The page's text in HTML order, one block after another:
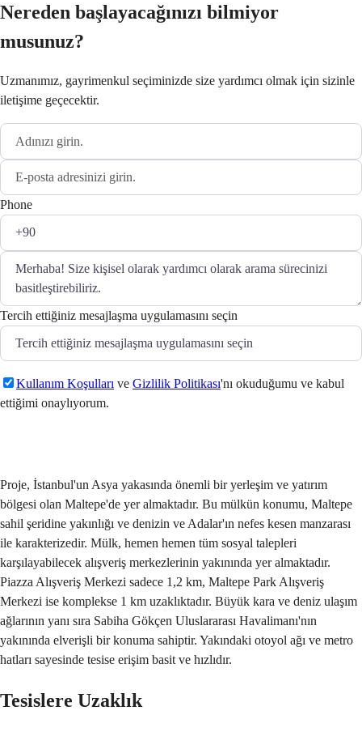
Nereden başlayacağınızı bilmiyor
musunuz?
Uzmanımız, gayrimenkul seçiminizde size yardımcı olmak için sizinle
iletişime geçecektir.
Phone
Tercih ettiğiniz mesajlaşma uygulamasını seçin
Kullanım Koşulları ve Gizlilik Politikası'nı okuduğumu ve kabul
ettiğimi onaylıyorum.
Proje, İstanbul'un Asya yakasında önemli bir yerleşim ve yatırım
bölgesi olan Maltepe'de yer almaktadır. Bu mülkün konumu, Maltepe
sahil şeridine yakınlığı ve denizin ve Adalar'ın nefes kesen manzarası
ile karakterizedir. Mülk, hemen hemen tüm sosyal talepleri
karşılayabilecek alışveriş merkezlerinin yakınında yer almaktadır.
Piazza Alışveriş Merkezi sadece 1,2 km, Maltepe Park Alışveriş
Merkezi ise komplekse 1 km uzaklıktadır. Büyük kara ve deniz ulaşım
ağlarının yanı sıra Sabiha Gökçen Uluslararası Havalimanı'nın
yakınında elverişli bir konuma sahiptir. Yakındaki otoyol ağı ve metro
hatları sayesinde tesise erişim basit ve hızlıdır.
Tesislere Uzaklık